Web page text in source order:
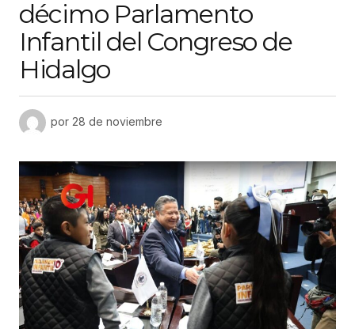
décimo Parlamento
Infantil del Congreso de
Hidalgo
por 28 de noviembre